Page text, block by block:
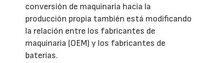
conversión de maquinaria hacia la
producción propia también está modificando
la relación entre los fabricantes de
maquinaria (OEM) y los fabricantes de
baterías.